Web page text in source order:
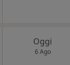
Oggi
6 Ago